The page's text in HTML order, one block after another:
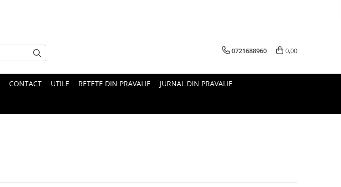
0721688960 0,00
CONTACT UTILE RETETE DIN PRAVALIE JURNAL DIN PRAVALIE